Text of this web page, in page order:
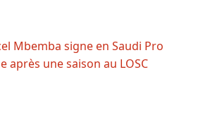
Mbemba signe en Saudi Pro
après une saison au LOSC